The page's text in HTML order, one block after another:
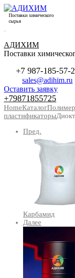
Поставки химического
сырья
АДИХИМ
Поставки
+7 987-185-57-
sales@adihim.ru
Оставить заявку
+79871855725
HomeКаталог
пластификаторы
Пред.
Карбамид
Далее